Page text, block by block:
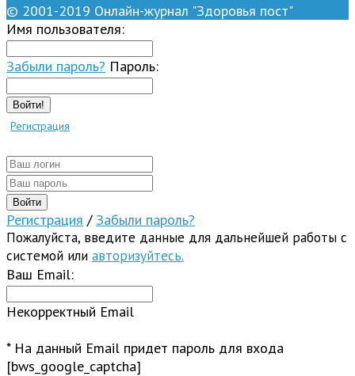
© 2001-2019 Онлайн-журнал "Здоровья пост"
Имя пользователя:
Забыли пароль? Пароль:
Войти!
Регистрация
Регистрация / Забыли пароль?
Пожалуйста, введите данные для дальнейшей работы с
системой или авторизуйтесь.
Ваш Email:
Некорректный Email
* На данный Email придет пароль для входа
[bws_google_captcha]